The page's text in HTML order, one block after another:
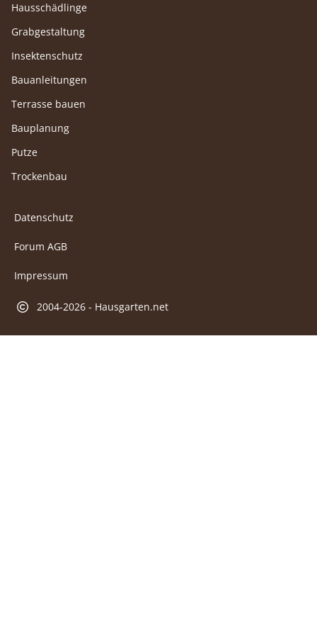
Hausschädlinge
Grabgestaltung
Insektenschutz
Bauanleitungen
Terrasse bauen
Bauplanung
Putze
Trockenbau
Datenschutz
Forum AGB
Impressum
2004-2026 - Hausgarten.net